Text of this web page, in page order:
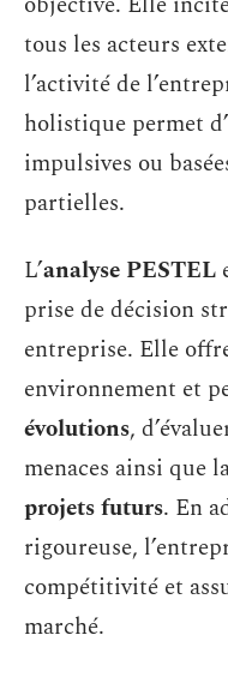
tous les acteurs
l’activité de
holistique permet
impulsives ou
partielles.
L’analyse PESTEL
prise de décision
entreprise. Elle
environnement et
évolutions,
menaces ainsi que
projets futurs. En
rigoureuse,
compétitivité et
marché.